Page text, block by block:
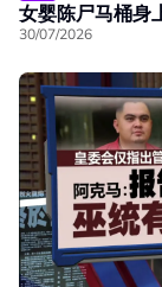
女婴陈尸马桶身
30/07/2026